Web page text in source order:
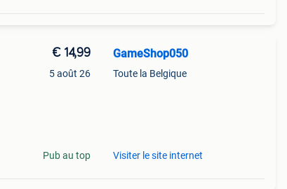
€ 14,99
5 août 26
Pub au top
GameShop050
Toute la Belgique
Visiter le site internet